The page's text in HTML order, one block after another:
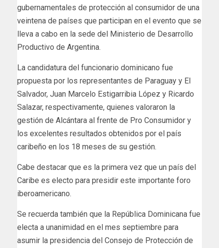
gubernamentales de protección al consumidor de una
veintena de países que participan en el evento que se
lleva a cabo en la sede del Ministerio de Desarrollo
Productivo de Argentina.
La candidatura del funcionario dominicano fue
propuesta por los representantes de Paraguay y El
Salvador, Juan Marcelo Estigarribia López y Ricardo
Salazar, respectivamente, quienes valoraron la
gestión de Alcántara al frente de Pro Consumidor y
los excelentes resultados obtenidos por el país
caribeño en los 18 meses de su gestión.
Cabe destacar que es la primera vez que un país del
Caribe es electo para presidir este importante foro
iberoamericano.
Se recuerda también que la República Dominicana fue
electa a unanimidad en el mes septiembre para
asumir la presidencia del Consejo de Protección de